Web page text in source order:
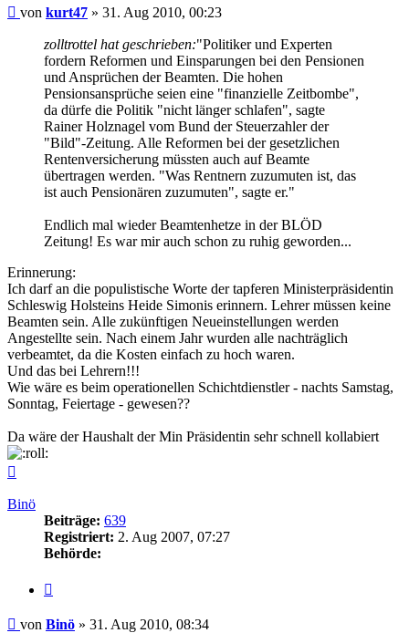
Beitrag
von kurt47 » 31. Aug 2010, 00:23
zolltrottel hat geschrieben:"Politiker und Experten
fordern Reformen und Einsparungen bei den Pensionen
und Ansprüchen der Beamten. Die hohen
Pensionsansprüche seien eine "finanzielle Zeitbombe",
da dürfe die Politik "nicht länger schlafen", sagte
Rainer Holznagel vom Bund der Steuerzahler der
"Bild"-Zeitung. Alle Reformen bei der gesetzlichen
Rentenversicherung müssten auch auf Beamte
übertragen werden. "Was Rentnern zuzumuten ist, das
ist auch Pensionären zuzumuten", sagte er."
Endlich mal wieder Beamtenhetze in der BLÖD
Zeitung! Es war mir auch schon zu ruhig geworden...
Erinnerung:
Ich darf an die populistische Worte der tapferen Ministerpräsidentin
Schleswig Holsteins Heide Simonis erinnern. Lehrer müssen keine
Beamten sein. Alle zukünftigen Neueinstellungen werden
Angestellte sein. Nach einem Jahr wurden alle nachträglich
verbeamtet, da die Kosten einfach zu hoch waren.
Und das bei Lehrern!!!
Wie wäre es beim operationellen Schichtdienstler - nachts Samstag,
Sonntag, Feiertage - gewesen??
Da wäre der Haushalt der Min Präsidentin sehr schnell kollabiert
Binö
Beiträge: 639
Registriert: 2. Aug 2007, 07:27
Behörde:
Beitrag
von Binö » 31. Aug 2010, 08:34